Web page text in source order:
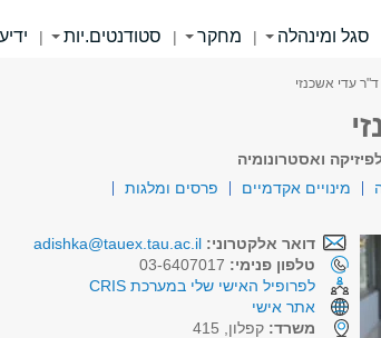
סגל ומינהלה | מחקר | סטודנטים.יות |
עדי אשכנזי
ואסטרונומיה
מינויים אקדמיים פרסים ומלגות
דואר אלקטרוני: adishka@tauex.tau.ac.il
טלפון פנימי:
לפרופיל האישי שלי במערכת CRIS
אתר אישי
משרד: קפלון, 415